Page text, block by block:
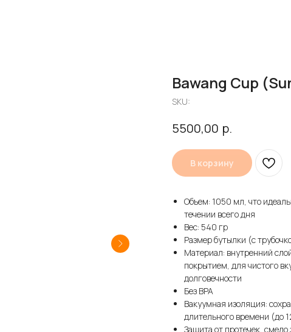
Bawang Cup
SKU:
5500,00 р.
В корзину
Объем: 1050 мл, что
течении всего дня
Вес: 540 гр
Размер бутылки (с
Материал: внутренний
покрытием, для чистого
долговечности
Без BPA
Вакуумная изоляция:
длительного времени (до
Защита от протечек, смело